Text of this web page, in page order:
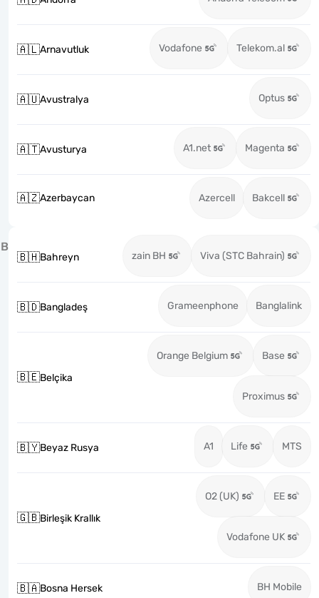
🇦🇱Arnavutluk Vodafone Telekom.al
🇦🇺Avustralya Optus
🇦🇹Avusturya A1.net Magenta
🇦🇿Azerbaycan Azercell Bakcell
B
🇧🇭Bahreyn zain BH Viva (STC Bahrain)
🇧🇩Bangladeş Grameenphone Banglalink
🇧🇪Belçika
Orange Belgium Base
Proximus
🇧🇾Beyaz Rusya A1 Life MTS
🇬🇧Birleşik Krallık
O2 (UK) EE
Vodafone UK
🇧🇦Bosna Hersek BH Mobile